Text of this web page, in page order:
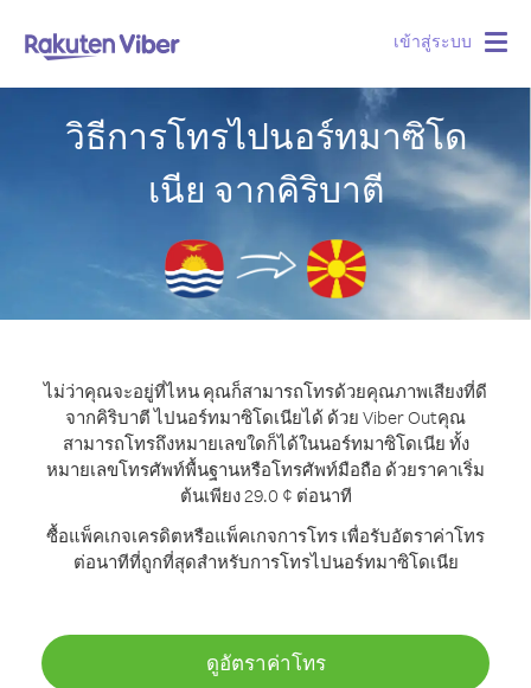
เข้าสู่ระบบ
วิธีการโทรไปนอร์ทมาซิโด
เนีย จากคิริบาตี
ไม่ว่าคุณจะอยู่ที่ไหน คุณก็สามารถโทรด้วยคุณภาพเสียงที่ดี
จากคิริบาตี ไปนอร์ทมาซิโดเนียได้ ด้วย Viber Outคุณ
สามารถโทรถึงหมายเลขใดก็ได้ในนอร์ทมาซิโดเนีย ทั้ง
หมายเลขโทรศัพท์พื้นฐานหรือโทรศัพท์มือถือ ด้วยราคาเริ่ม
ต้นเพียง 29.0 ¢ ต่อนาที
ซื้อแพ็คเกจเครดิตหรือแพ็คเกจการโทร เพื่อรับอัตราค่าโทร
ต่อนาทีที่ถูกที่สุดสำหรับการโทรไปนอร์ทมาซิโดเนีย
ดูอัตราค่าโทร